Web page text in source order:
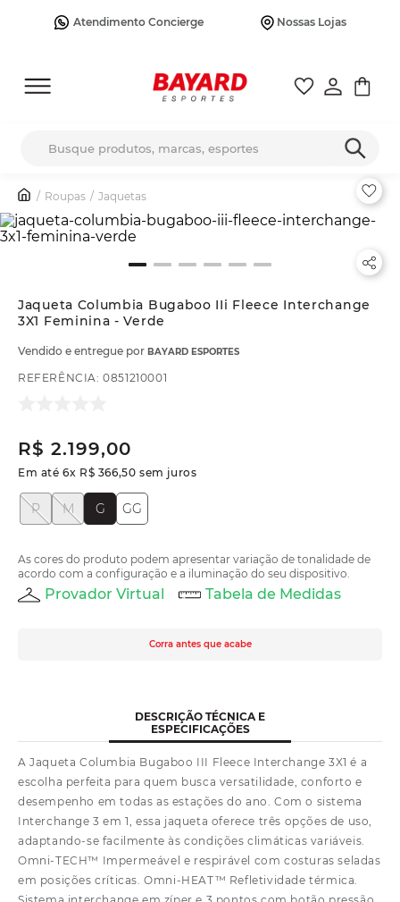
Atendimento Concierge Nossas Lojas
Roupas Jaquetas
Jaqueta Columbia Bugaboo IIi Fleece Interchange
3X1 Feminina - Verde
Vendido e entregue por BAYARD ESPORTES
REFERÊNCIA:0851210001
R$ 2.199,00
Em até6x R$ 366,50 sem juros
G GG
M
P
As cores do produto podem apresentar variação de tonalidade de
acordo com a configuração e a iluminação do seu dispositivo.
Provador Virtual Tabela de Medidas
Corra antes que acabe
DESCRIÇÃO TÉCNICA E
ESPECIFICAÇÕES
A Jaqueta Columbia Bugaboo III Fleece Interchange 3X1 é a
escolha perfeita para quem busca versatilidade, conforto e
desempenho em todas as estações do ano. Com o sistema
Interchange 3 em 1, essa jaqueta oferece três opções de uso,
adaptando-se facilmente às condições climáticas variáveis.
Omni-TECH™ Impermeável e respirável com costuras seladas
em posições críticas. Omni-HEAT™ Refletividade térmica.
Sistema interchange em zíper e 3 pontos com botão pressão.